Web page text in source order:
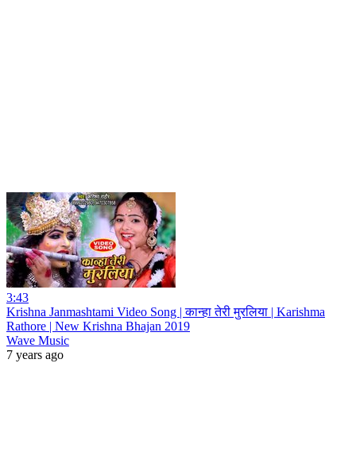
3:43
Krishna Janmashtami Video Song | कान्हा तेरी मुरलिया | Karishma
Rathore | New Krishna Bhajan 2019
Wave Music
7 years ago